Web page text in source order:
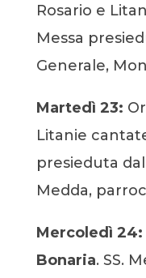
Rosario e
Messa
Generale,
Martedì 23:
Litanie
presieduta
Medda,
Mercoledì 24:
Bonaria. SS.